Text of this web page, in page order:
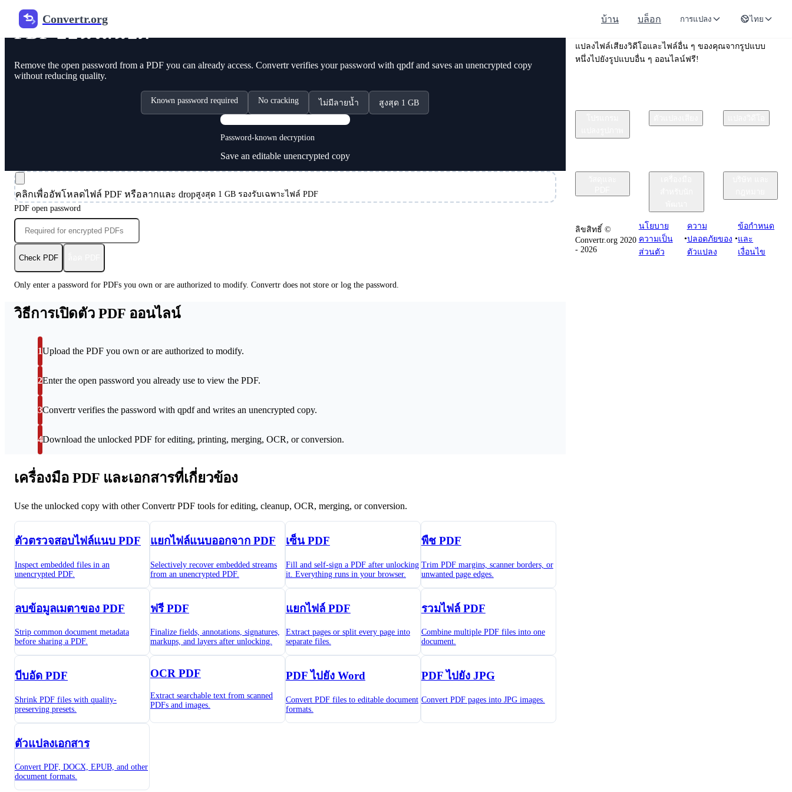
Convertr.org บ้าน บล็อก การแปลง ไทย
PDF ออนไลน์ปิด
Remove the open password from a PDF you can already access. Convertr verifies your password with qpdf and saves an unencrypted copy
without reducing quality.
Known password required No cracking ไม่มีลายน้ำ สูงสุด 1 GB
Password-known decryption
Save an editable unencrypted copy
คลิกเพื่ออัพโหลดไฟล์ PDF หรือลากและ dropสูงสุด 1 GB รองรับเฉพาะไฟล์ PDF
PDF open password
Check PDF
Only enter a password for PDFs you own or are authorized to modify. Convertr does not store or log the password.
วิธีการเปิดตัว PDF ออนไลน์
1Upload the PDF you own or are authorized to modify.
2Enter the open password you already use to view the PDF.
3Convertr verifies the password with qpdf and writes an unencrypted copy.
4Download the unlocked PDF for editing, printing, merging, OCR, or conversion.
เครื่องมือ PDF และเอกสารที่เกี่ยวข้อง
Use the unlocked copy with other Convertr PDF tools for editing, cleanup, OCR, merging, or conversion.
ตัวตรวจสอบไฟล์แนบ PDF
Inspect embedded files in an
unencrypted PDF.
แยกไฟล์แนบออกจาก PDF
Selectively recover embedded streams
from an unencrypted PDF.
เซ็น PDF
Fill and self-sign a PDF after unlocking
it. Everything runs in your browser.
พืช PDF
Trim PDF margins, scanner borders, or
unwanted page edges.
ลบข้อมูลเมตาของ PDF
Strip common document metadata
before sharing a PDF.
ฟรี PDF
Finalize fields, annotations, signatures,
markups, and layers after unlocking.
แยกไฟล์ PDF
Extract pages or split every page into
separate files.
รวมไฟล์ PDF
Combine multiple PDF files into one
document.
บีบอัด PDF
Shrink PDF files with quality-
preserving presets.
OCR PDF
Extract searchable text from scanned
PDFs and images.
PDF ไปยัง Word
Convert PDF files to editable document
formats.
PDF ไปยัง JPG
Convert PDF pages into JPG images.
ตัวแปลงเอกสาร
Convert PDF, DOCX, EPUB, and other
document formats.
Convertr.org
แปลงไฟล์เสียงวิดีโอและไฟล์อื่น ๆ ของคุณจากรูปแบบ
หนึ่งไปยังรูปแบบอื่น ๆ ออนไลน์ฟรี!
ลิขสิทธิ์ ©
Convertr.org 2020
- 2026
นโยบาย
ความเป็น
ส่วนตัว
•
ความ
ปลอดภัยของ
ตัวแปลง
•
ข้อกําหนด
และ
เงื่อนไข